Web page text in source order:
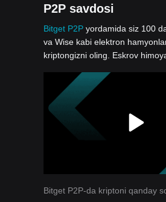
P2P savdosi
Bitget P2P yordamida siz 100
va Wise kabi elektron
kriptongizni oling. Eskrov
Bitget P2P-da kriptoni qanday